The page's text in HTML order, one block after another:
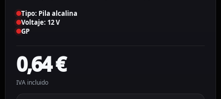
Tipo: Pila alcalina
Voltaje: 12 V
GP
0,64€
IVA incluido